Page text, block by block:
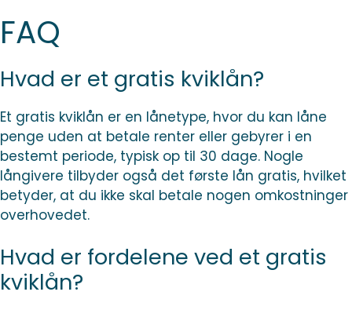
FAQ
Hvad er et gratis kviklån?
Et gratis kviklån er en lånetype, hvor du kan låne
penge uden at betale renter eller gebyrer i en
bestemt periode, typisk op til 30 dage. Nogle
långivere tilbyder også det første lån gratis, hvilket
betyder, at du ikke skal betale nogen omkostninger
overhovedet.
Hvad er fordelene ved et gratis
kviklån?